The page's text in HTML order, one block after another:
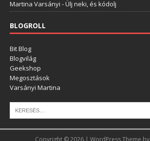
Martina Varsányi -Ülj neki, és kódolj
BLOGROLL
Bit Blog
Blogvilág
Geekshop
Megosztások
Varsányi Martina
Copyright © 2026 | WordPress Theme by